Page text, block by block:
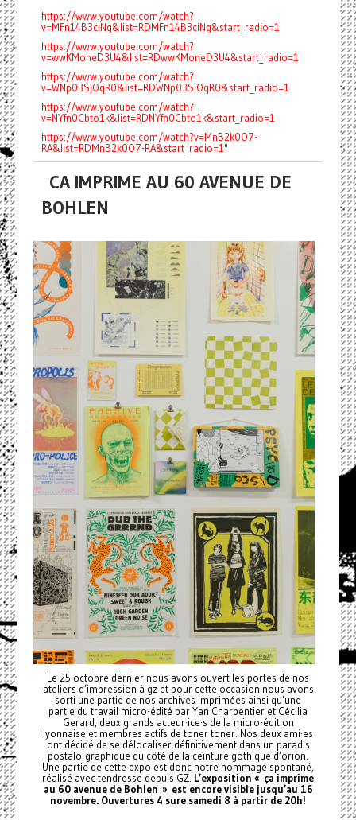
https://www.youtube.com/watch?
v=MFn14B3ciNg&list=RDMFn14B3ciNg&start_radio=1
https://www.youtube.com/watch?
v=wwKMoneD3U4&list=RDwwKMoneD3U4&start_radio=1
https://www.youtube.com/watch?
v=WNp03SjOqR0&list=RDWNp03SjOqR0&start_radio=1
https://www.youtube.com/watch?
v=NYfn0Cbto1k&list=RDNYfn0Cbto1k&start_radio=1
https://www.youtube.com/watch?v=MnB2k0O7-
RA&list=RDMnB2k0O7-RA&start_radio=1"
CA IMPRIME AU 60 AVENUE DE
BOHLEN
Le 25 octobre dernier nous avons ouvert les portes de nos
ateliers d’impression à gz et pour cette occasion nous avons
sorti une partie de nos archives imprimées ainsi qu’une
partie du travail micro-édité par Yan Charpentier et Cécilia
Gerard, deux grands acteur·ice·s de la micro-édition
lyonnaise et membres actifs de toner toner. Nos deux ami·es
ont décidé de se délocaliser définitivement dans un paradis
postalo-graphique du côté de la ceinture gothique d’orion.
Une partie de cette expo est donc notre hommage spontané,
réalisé avec tendresse depuis GZ. L’exposition « ça imprime
au 60 avenue de Bohlen » est encore visible jusqu’au 16
novembre. Ouvertures 4 sure samedi 8 à partir de 20h!